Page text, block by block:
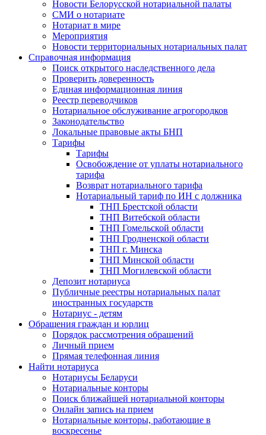
Новости Белорусской нотариальной палаты
СМИ о нотариате
Нотариат в мире
Мероприятия
Новости территориальных нотариальных палат
Справочная информация
Поиск открытого наследственного дела
Проверить доверенность
Единая информационная линия
Реестр переводчиков
Нотариальное обслуживание агрогородков
Законодательство
Локальные правовые акты БНП
Тарифы
Тарифы
Освобождение от уплаты нотариального
тарифа
Возврат нотариального тарифа
Нотариальный тариф по ИН с должника
ТНП Брестской области
ТНП Витебской области
ТНП Гомельской области
ТНП Гродненской области
ТНП г. Минска
ТНП Минской области
ТНП Могилевской области
Депозит нотариуса
Публичные реестры нотариальных палат
иностранных государств
Нотариус - детям
Обращения граждан и юрлиц
Порядок рассмотрения обращений
Личный прием
Прямая телефонная линия
Найти нотариуса
Нотариусы Беларуси
Нотариальные конторы
Поиск ближайшей нотариальной конторы
Онлайн запись на прием
Нотариальные конторы, работающие в
воскресенье